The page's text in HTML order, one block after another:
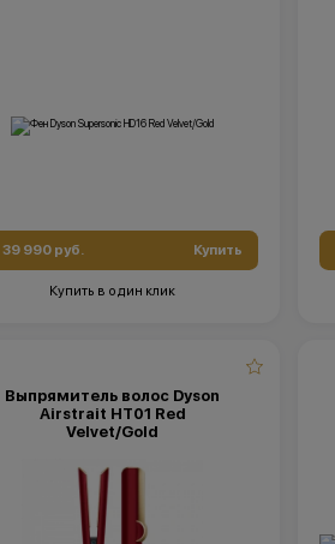
39 990 руб. Купить
Купить в один клик
Выпрямитель волос Dyson
Airstrait HT01 Red
Velvet/Gold